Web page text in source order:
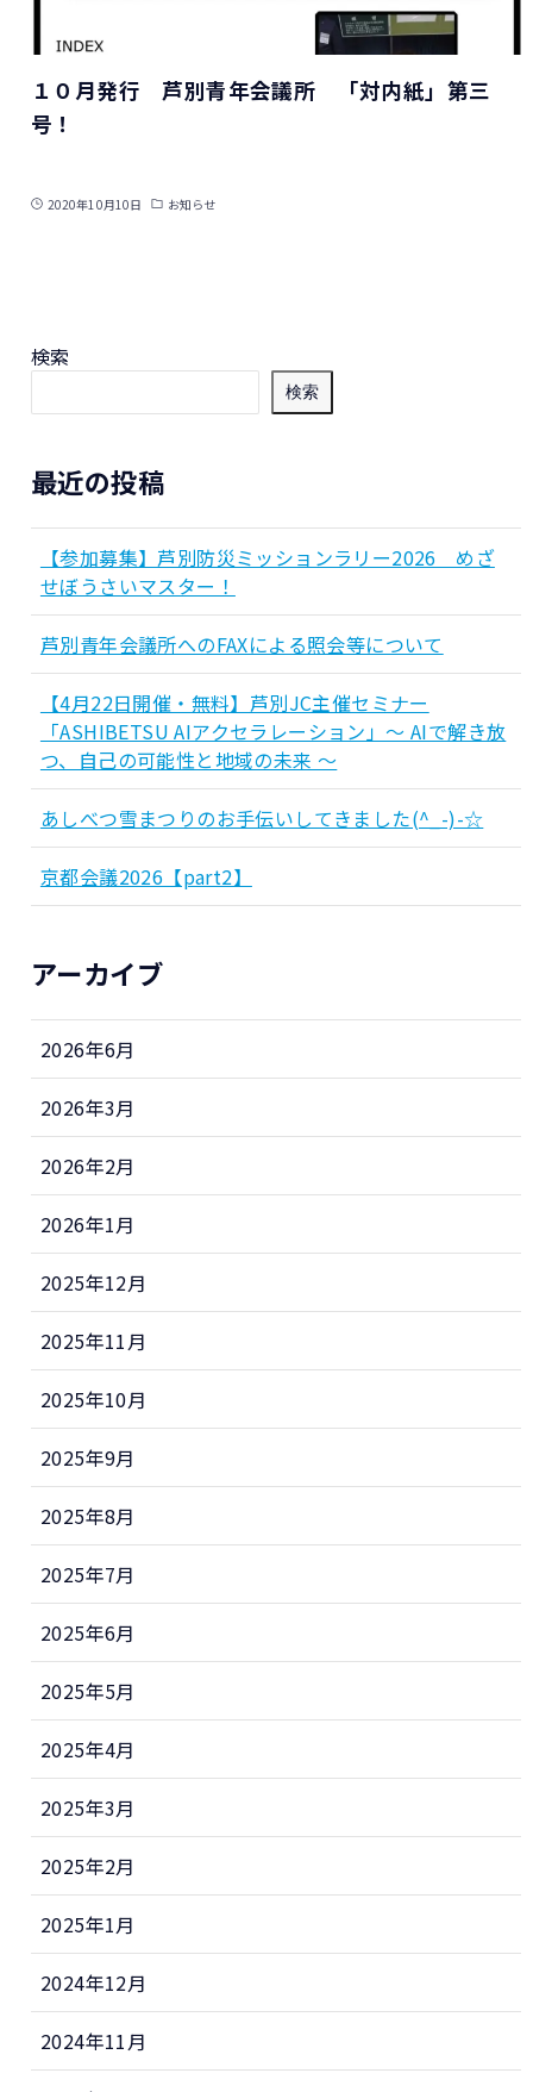
１０月発行 芦別青年会議所 「対内紙」第三
号！
2020年10月10日 お知らせ
検索
検索
最近の投稿
【参加募集】芦別防災ミッションラリー2026 めざ
せぼうさいマスター！
芦別青年会議所へのFAXによる照会等について
【4月22日開催・無料】芦別JC主催セミナー
「ASHIBETSU AIアクセラレーション」～ AIで解き放
つ、自己の可能性と地域の未来 ～
あしべつ雪まつりのお手伝いしてきました(^_-)-☆
京都会議2026【part2】
アーカイブ
2026年6月
2026年3月
2026年2月
2026年1月
2025年12月
2025年11月
2025年10月
2025年9月
2025年8月
2025年7月
2025年6月
2025年5月
2025年4月
2025年3月
2025年2月
2025年1月
2024年12月
2024年11月